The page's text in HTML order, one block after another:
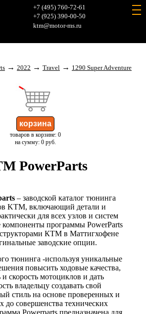
+7 (495) 760-72-61
+7 (925) 390-00-50
ktm@motor-ms.ru
→ 2022 → Travel → 1290 Super Adventure
товаров в корзине: 0
на сумму: 0 руб.
PowerParts
– заводской каталог тюнинга
KTM, включающий детали и
для всех узлов и систем
компоненты программы PowerParts
КТМ в Маттигхофене
заводские опции.
тюнинга -используя уникальные
повысить ходовые качества,
скорость мотоциклов и дать
владельцу создавать свой
стиль на основе проверенных и
до совершенства технических
Powerparts предназначена для